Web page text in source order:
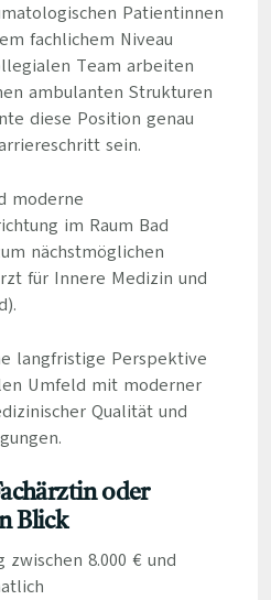
Patientinnen
fachlichem Niveau
Team arbeiten
ambulanten Strukturen
diese Position genau
sein.
moderne
im Raum Bad
nächstmöglichen
für Innere Medizin und
langfristige Perspektive
Umfeld mit moderner
Qualität und
oder
Blick
8.000 € und